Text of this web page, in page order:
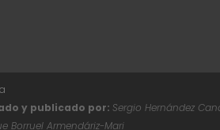
y publicado por: Sergio Hernández
Borruel Armendáriz-Mari